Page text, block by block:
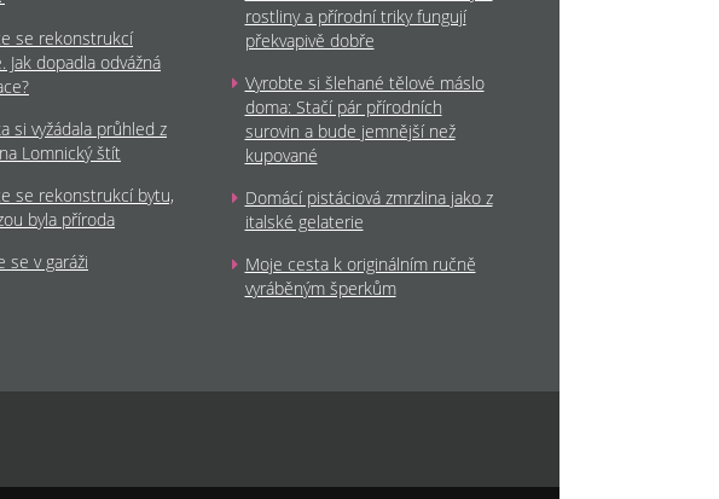
se rekonstrukcí
Jak dopadla odvážná
si vyžádala průhled z
Lomnický štít
se rekonstrukcí bytu,
byla příroda
se v garáži
rostliny a přírodní triky fungují
překvapivě dobře
Vyrobte si šlehané tělové máslo
doma: Stačí pár přírodních
surovin a bude jemnější než
kupované
Domácí pistáciová zmrzlina jako z
italské gelaterie
Moje cesta k originálním ručně
vyráběným šperkům